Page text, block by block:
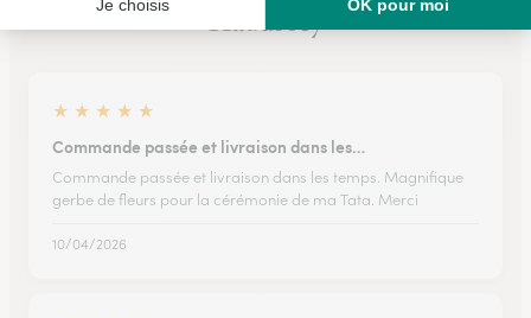
Haudrecy
★ ★ ★ ★ ★
Commande passée et livraison dans les…
Commande passée et livraison dans les temps. Magnifique
gerbe de fleurs pour la cérémonie de ma Tata. Merci
10/04/2026